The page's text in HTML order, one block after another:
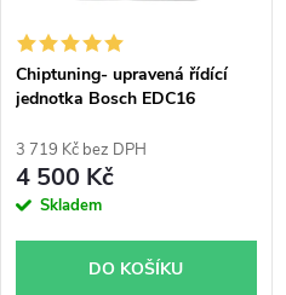
í
p
r
o
s
p
r
o
Chiptuning- upravená řídící
jednotka Bosch EDC16
3 719 Kč bez DPH
4 500 Kč
Skladem
DO KOŠÍKU